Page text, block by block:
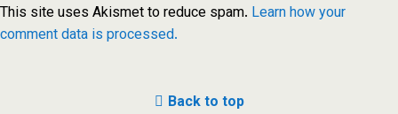
This site uses Akismet to reduce spam. Learn how your
comment data is processed.
Back to top